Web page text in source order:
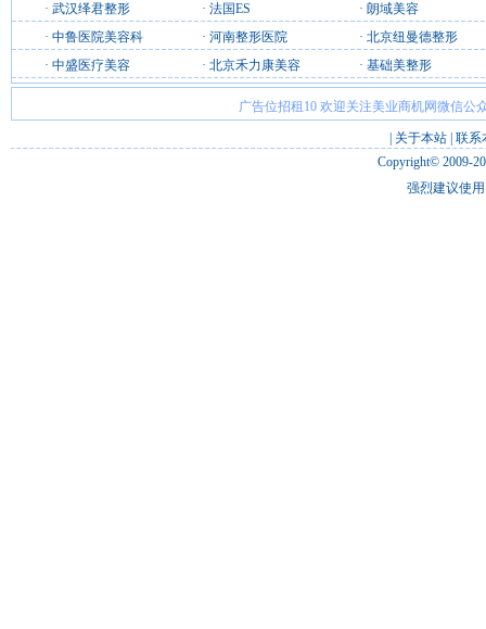
· 武汉绎君整形 · 法国ES · 朗域美容
· 中鲁医院美容科 · 河南整形医院 · 北京纽曼德整形
· 中盛医疗美容 · 北京禾力康美容 · 基础美整形
广告位招租10 欢迎关注美业商机网微信公
关于本站 联系
Copyright© 2009-
强烈建议使